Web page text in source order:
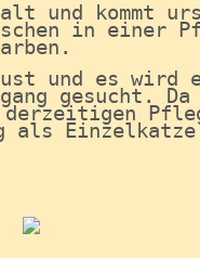
und kommt
in einer
und es wird
gesucht.
derzeitigen
Einzelkatze